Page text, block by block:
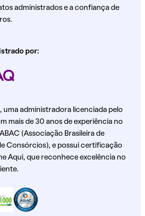
administrados e a confiança de
por:
uma administradora licenciada pelo
mais de 30 anos de experiência no
(Associação Brasileira de
Consórcios), e possui certificação
Aqui, que reconhece excelência no